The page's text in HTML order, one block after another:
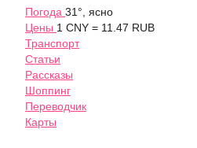
Погода 31°, ясно
Цены 1 CNY = 11.47 RUB
Транспорт
Статьи
Рассказы
Шоппинг
Переводчик
Карты